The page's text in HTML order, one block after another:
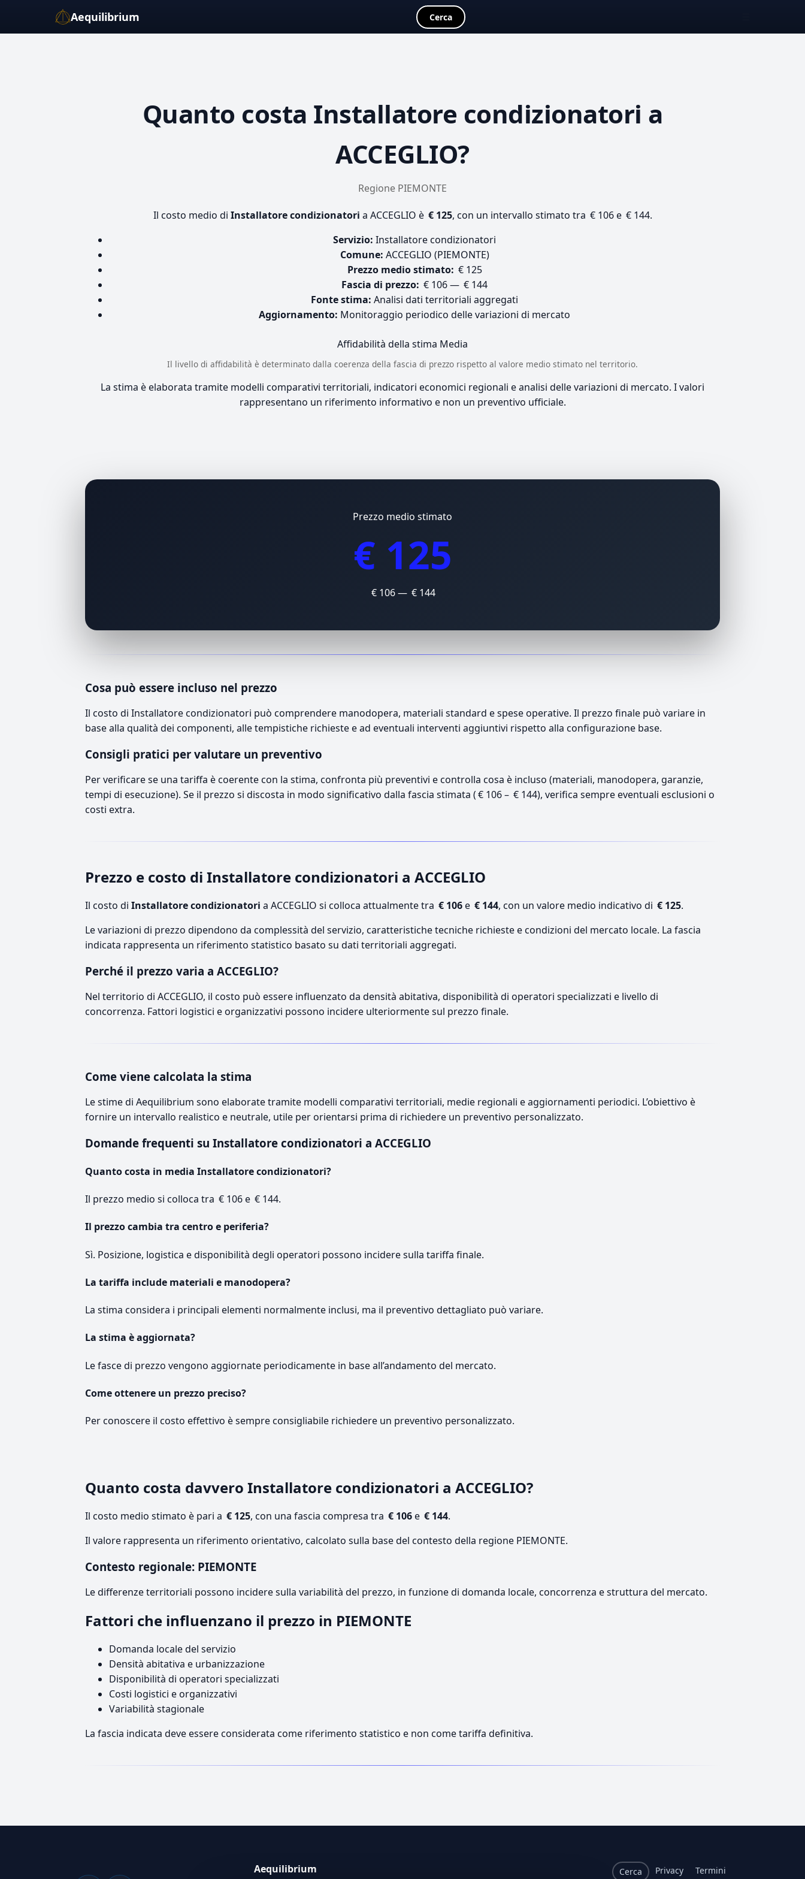
Aequilibrium Cerca
Quanto costa Installatore condizionatori a
ACCEGLIO?
Regione PIEMONTE
Il costo medio di Installatore condizionatori a ACCEGLIO è € 125, con un intervallo stimato tra € 106 e € 144.
Servizio: Installatore condizionatori
Comune: ACCEGLIO (PIEMONTE)
Prezzo medio stimato: € 125
Fascia di prezzo: € 106 — € 144
Fonte stima: Analisi dati territoriali aggregati
Aggiornamento: Monitoraggio periodico delle variazioni di mercato
Affidabilità della stima Media
Il livello di affidabilità è determinato dalla coerenza della fascia di prezzo rispetto al valore medio stimato nel territorio.
La stima è elaborata tramite modelli comparativi territoriali, indicatori economici regionali e analisi delle variazioni di mercato. I valori
rappresentano un riferimento informativo e non un preventivo ufficiale.
Prezzo medio stimato
€ 125
€ 106 — € 144
Cosa può essere incluso nel prezzo
Il costo di Installatore condizionatori può comprendere manodopera, materiali standard e spese operative. Il prezzo finale può variare in
base alla qualità dei componenti, alle tempistiche richieste e ad eventuali interventi aggiuntivi rispetto alla configurazione base.
Consigli pratici per valutare un preventivo
Per verificare se una tariffa è coerente con la stima, confronta più preventivi e controlla cosa è incluso (materiali, manodopera, garanzie,
tempi di esecuzione). Se il prezzo si discosta in modo significativo dalla fascia stimata ( € 106 – € 144), verifica sempre eventuali esclusioni o
costi extra.
Prezzo e costo di Installatore condizionatori a ACCEGLIO
Il costo di Installatore condizionatori a ACCEGLIO si colloca attualmente tra € 106e € 144, con un valore medio indicativo di € 125.
Le variazioni di prezzo dipendono da complessità del servizio, caratteristiche tecniche richieste e condizioni del mercato locale. La fascia
indicata rappresenta un riferimento statistico basato su dati territoriali aggregati.
Perché il prezzo varia a ACCEGLIO?
Nel territorio di ACCEGLIO, il costo può essere influenzato da densità abitativa, disponibilità di operatori specializzati e livello di
concorrenza. Fattori logistici e organizzativi possono incidere ulteriormente sul prezzo finale.
Come viene calcolata la stima
Le stime di Aequilibrium sono elaborate tramite modelli comparativi territoriali, medie regionali e aggiornamenti periodici. L’obiettivo è
fornire un intervallo realistico e neutrale, utile per orientarsi prima di richiedere un preventivo personalizzato.
Domande frequenti su Installatore condizionatori a ACCEGLIO
Quanto costa in media Installatore condizionatori?
Il prezzo medio si colloca tra € 106 e € 144.
Il prezzo cambia tra centro e periferia?
Sì. Posizione, logistica e disponibilità degli operatori possono incidere sulla tariffa finale.
La tariffa include materiali e manodopera?
La stima considera i principali elementi normalmente inclusi, ma il preventivo dettagliato può variare.
La stima è aggiornata?
Le fasce di prezzo vengono aggiornate periodicamente in base all’andamento del mercato.
Come ottenere un prezzo preciso?
Per conoscere il costo effettivo è sempre consigliabile richiedere un preventivo personalizzato.
Quanto costa davvero Installatore condizionatori a ACCEGLIO?
Il costo medio stimato è pari a € 125, con una fascia compresa tra € 106e € 144.
Il valore rappresenta un riferimento orientativo, calcolato sulla base del contesto della regione PIEMONTE.
Contesto regionale: PIEMONTE
Le differenze territoriali possono incidere sulla variabilità del prezzo, in funzione di domanda locale, concorrenza e struttura del mercato.
Fattori che influenzano il prezzo in PIEMONTE
Domanda locale del servizio
Densità abitativa e urbanizzazione
Disponibilità di operatori specializzati
Costi logistici e organizzativi
Variabilità stagionale
La fascia indicata deve essere considerata come riferimento statistico e non come tariffa definitiva.
Aequilibrium Cerca Privacy Termini